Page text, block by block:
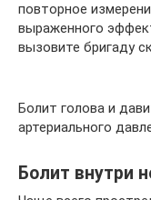
повторное
выраженного
вызовите бригаду
Болит голова и
артериального
Болит внутри